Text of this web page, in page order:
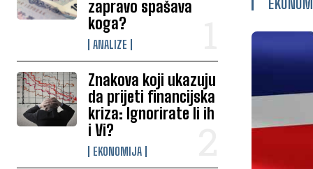
zapravo spašava
koga?
ANALIZE
Znakova koji ukazuju
da prijeti financijska
kriza: Ignorirate li ih
i Vi?
EKONOMIJA